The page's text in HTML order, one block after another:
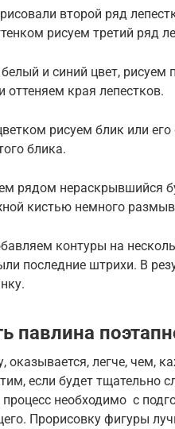
второй ряд
рисуем третий ряд
и синий цвет, рисуем
оттеняем края лепестков.
рисуем блик или
блика.
рядом нераскрывшийся
кистью немного
контуры на
последние штрихи. В
павлина
оказывается, легче, чем,
если будет тщательно
необходимо с
Прорисовку фигуры